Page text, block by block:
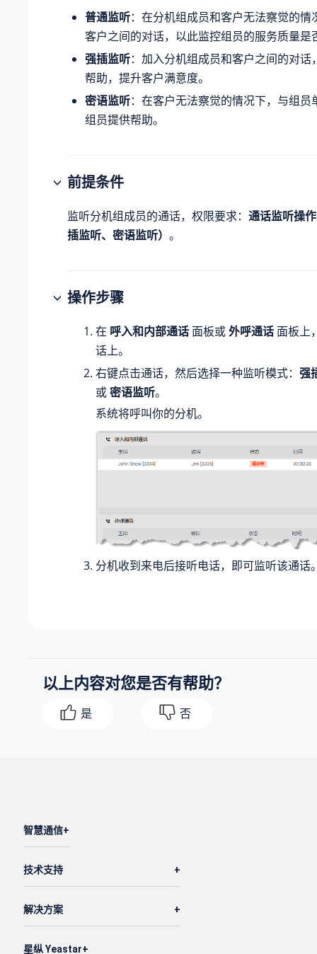
普通监听：在分机组成员和客户无法察觉的情
客户之间的对话，以此监控组员的服务质量是
强插监听：加入分机组成员和客户之间的对话
帮助，提升客户满意度。
密语监听：在客户无法察觉的情况下，与组员
组员提供帮助。
前提条件
监听分机组成员的通话，权限要求： 通话监听操
插监听、密语监听） 。
操作步骤
在 呼入和内部通话 面板或外呼通话 面板上
话上。
右键点击通话，然后选择一种监听模式： 强
或密语监听。
系统将呼叫你的分机。
分机收到来电后接听电话，即可监听该通话
以上内容对您是否有帮助？
是 否
智慧通信
技术支持
解决方案
星纵 Yeastar